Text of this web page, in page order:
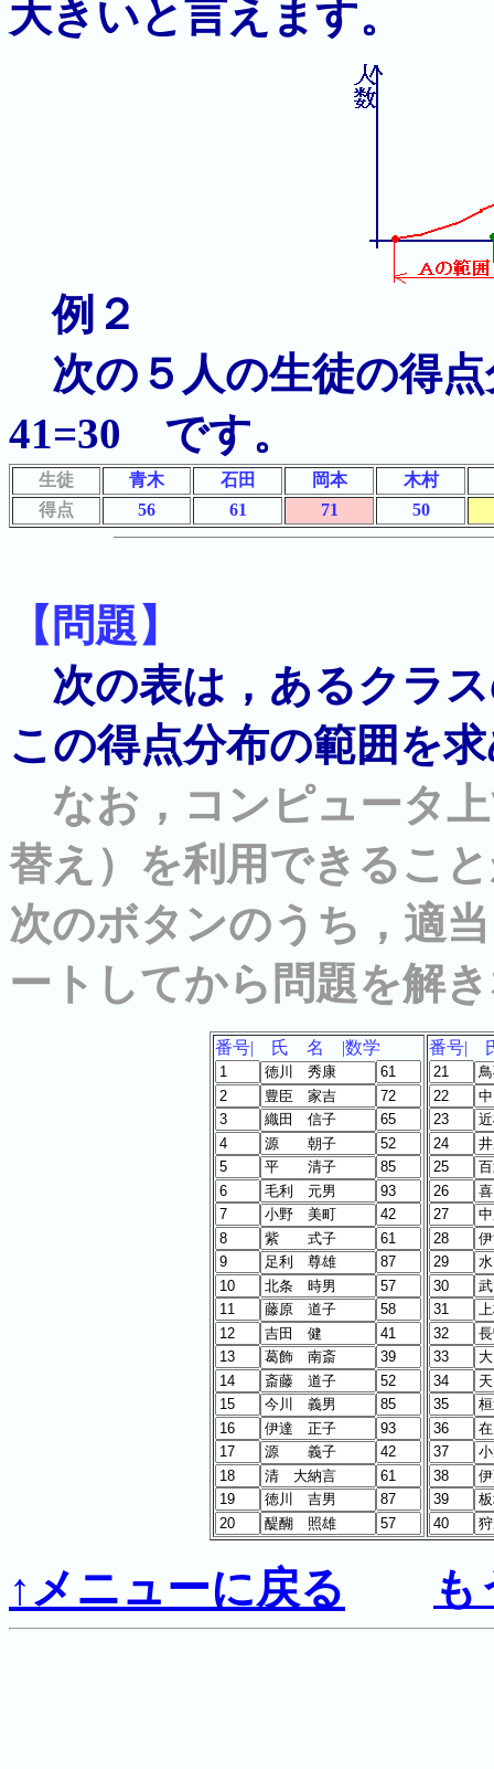
大きいと言えます。
例２
次の５人の生徒の得点
41=30 です。
生徒 青木 石田 岡本
木村
得点
56 61 71 50
【問題】
次の表は，あるクラ
この得点分布の範囲を
なお，コンピュータ
替え）を利用できるこ
次のボタンのうち，適
ートしてから問題を解
番号| 氏 名 |数学 番号|
↑メニューに戻る